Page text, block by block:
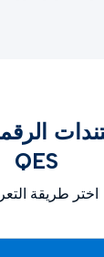
QES
اختر طريقة